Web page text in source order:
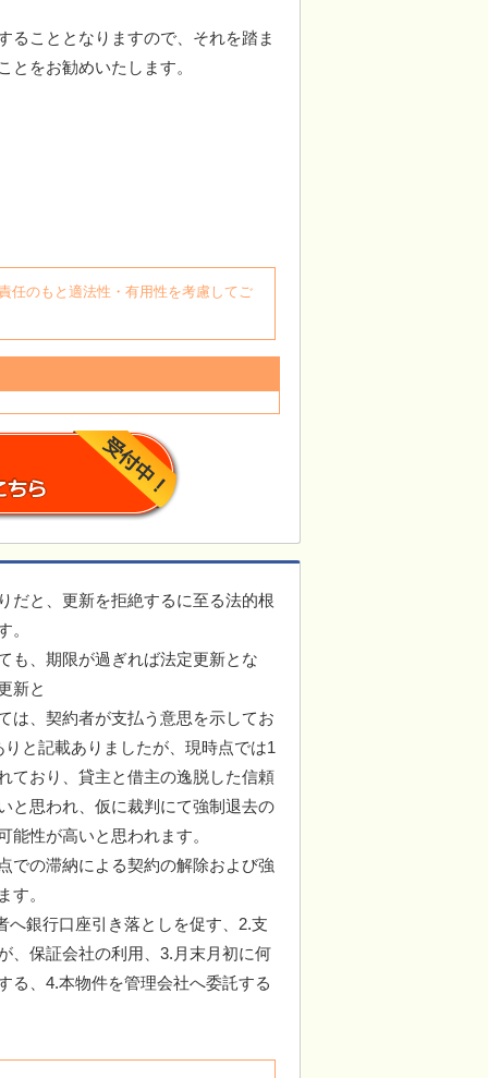
ることとなりますので、それを踏ま
とをお勧めいたします。
任のもと適法性・有用性を考慮してご
だと、更新を拒絶するに至る法的根
。
も、期限が過ぎれば法定更新とな
新と
は、契約者が支払う意思を示してお
と記載ありましたが、現時点では1
ており、貸主と借主の逸脱した信頼
と思われ、仮に裁判にて強制退去の
能性が高いと思われます。
での滞納による契約の解除および強
す。
へ銀行口座引き落としを促す、2.支
、保証会社の利用、3.月末月初に何
る、4.本物件を管理会社へ委託する